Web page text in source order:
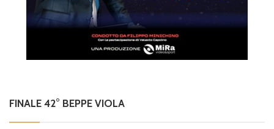
FINALE 42° BEPPE VIOLA